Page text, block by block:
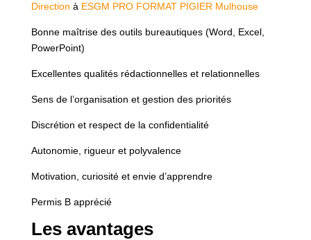
Direction à ESGM PRO FORMAT PIGIER Mulhouse
Bonne maîtrise des outils bureautiques (Word, Excel,
PowerPoint)
Excellentes qualités rédactionnelles et relationnelles
Sens de l’organisation et gestion des priorités
Discrétion et respect de la confidentialité
Autonomie, rigueur et polyvalence
Motivation, curiosité et envie d’apprendre
Permis B apprécié
Les avantages